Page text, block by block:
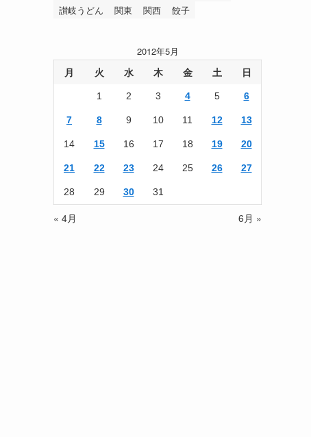
讃岐うどん
関東 関西 餃子
2012年5月
月 火 水 木 金 土 日
1 2 3 4 5 6
7 8 9 10 11 12 13
14 15 16 17 18 19 20
21 22 23 24 25 26 27
28 29 30 31
« 4月 6月 »